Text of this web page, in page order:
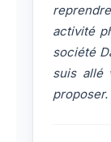
activité
société
suis allé